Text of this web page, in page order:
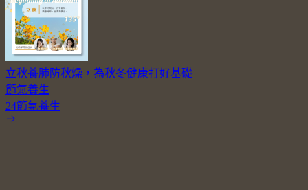
立秋養肺防秋燥，為秋冬健康打好基礎
節氣養生
24節氣養生